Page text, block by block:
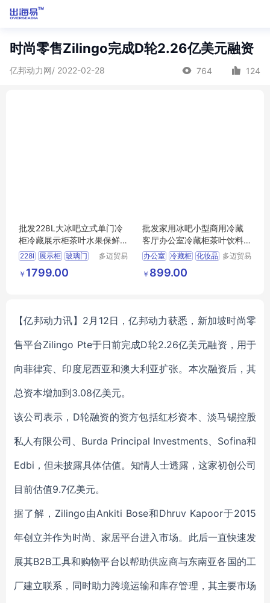
时尚零售Zilingo完成D轮2.26亿美元融资
亿邦动力网/ 2022-02-28 764 124
批发228L大冰吧立式单门冷
柜冷藏展示柜茶叶水果保鲜
玻璃门陈列柜
228l 展示柜 玻璃门
陈列柜
多迈贸易
￥ 1799.00
批发家用冰吧小型商用冷藏
客厅办公室冷藏柜茶叶饮料
水果化妆品柜
办公室 冷藏柜 化妆品 多迈贸易
￥ 899.00
【亿邦动力讯】2月12日，亿邦动力获悉，新加坡时尚零
售平台Zilingo Pte于日前完成D轮2.26亿美元融资，用于
向菲律宾、印度尼西亚和澳大利亚扩张。 本次融资后，其
总资本增加到3.08亿美元。
该公司表示，D轮融资的资方包括红杉资本、淡马锡控股
私人有限公司、Burda Principal Investments、Sofina和
Edbi，但未披露具体估值。知情人士透露，这家初创公司
目前估值9.7亿美元。
据了解，Zilingo由Ankiti Bose和Dhruv Kapoor于2015
年创立并作为时尚、家居平台进入市场。此后一直快速发
展其B2B工具和购物平台以帮助供应商与东南亚各国的工
厂建立联系，同时助力跨境运输和库存管理，其主要市场